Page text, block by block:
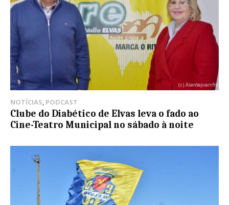
NOTÍCIAS, PODCAST
Clube do Diabético de Elvas leva o fado ao
Cine-Teatro Municipal no sábado à noite